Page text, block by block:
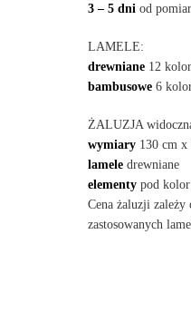
3 – 5 dni od
LAMELE:
drewniane12
bambusowe6
ŻALUZJA
wymiary130 cm x
lameledrewniane
elementypod kolor
Cena żaluzji
zastosowanych